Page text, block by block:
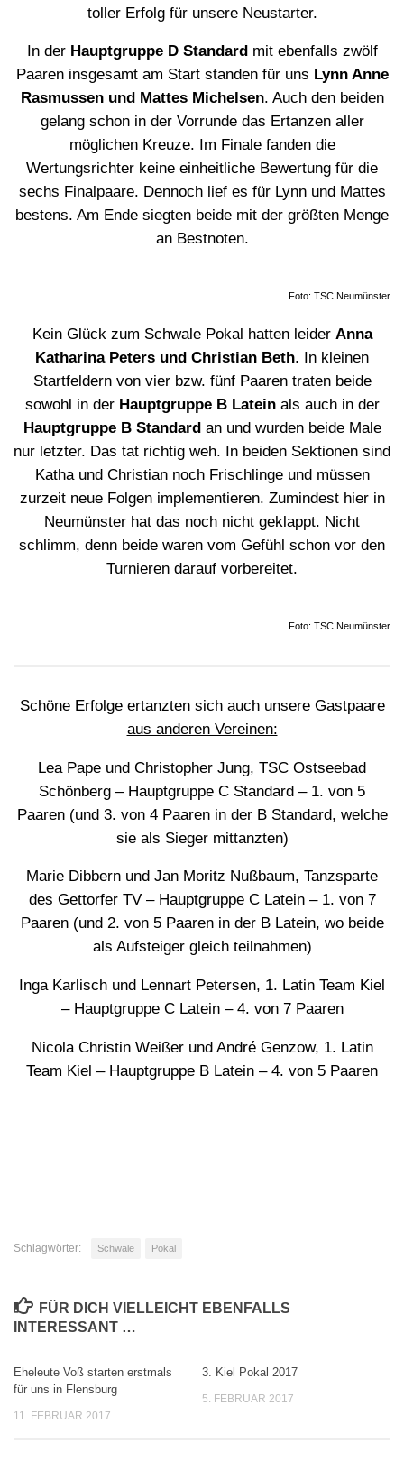
toller Erfolg für unsere Neustarter.
In der Hauptgruppe D Standard mit ebenfalls zwölf
Paaren insgesamt am Start standen für uns Lynn Anne
Rasmussen und Mattes Michelsen. Auch den beiden
gelang schon in der Vorrunde das Ertanzen aller
möglichen Kreuze. Im Finale fanden die
Wertungsrichter keine einheitliche Bewertung für die
sechs Finalpaare. Dennoch lief es für Lynn und Mattes
bestens. Am Ende siegten beide mit der größten Menge
an Bestnoten.
Foto: TSC Neumünster
Kein Glück zum Schwale Pokal hatten leider Anna
Katharina Peters und Christian Beth. In kleinen
Startfeldern von vier bzw. fünf Paaren traten beide
sowohl in der Hauptgruppe B Lateinals auch in der
Hauptgruppe B Standardan und wurden beide Male
nur letzter. Das tat richtig weh. In beiden Sektionen sind
Katha und Christian noch Frischlinge und müssen
zurzeit neue Folgen implementieren. Zumindest hier in
Neumünster hat das noch nicht geklappt. Nicht
schlimm, denn beide waren vom Gefühl schon vor den
Turnieren darauf vorbereitet.
Foto: TSC Neumünster
Schöne Erfolge ertanzten sich auch unsere Gastpaare
aus anderen Vereinen:
Lea Pape und Christopher Jung, TSC Ostseebad
Schönberg – Hauptgruppe C Standard – 1. von 5
Paaren (und 3. von 4 Paaren in der B Standard, welche
sie als Sieger mittanzten)
Marie Dibbern und Jan Moritz Nußbaum, Tanzsparte
des Gettorfer TV – Hauptgruppe C Latein – 1. von 7
Paaren (und 2. von 5 Paaren in der B Latein, wo beide
als Aufsteiger gleich teilnahmen)
Inga Karlisch und Lennart Petersen, 1. Latin Team Kiel
– Hauptgruppe C Latein – 4. von 7 Paaren
Nicola Christin Weißer und André Genzow, 1. Latin
Team Kiel – Hauptgruppe B Latein – 4. von 5 Paaren
Schlagwörter: Schwale Pokal
FÜR DICH VIELLEICHT EBENFALLS
INTERESSANT …
Eheleute Voß starten erstmals
für uns in Flensburg
11. FEBRUAR 2017
3. Kiel Pokal 2017
5. FEBRUAR 2017